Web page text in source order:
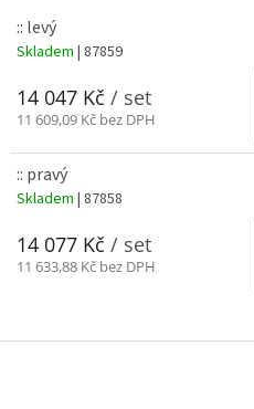
:: levý
Skladem | 87859
14 047 Kč / set
11 609,09 Kč bez DPH
:: pravý
Skladem | 87858
14 077 Kč / set
11 633,88 Kč bez DPH
Z